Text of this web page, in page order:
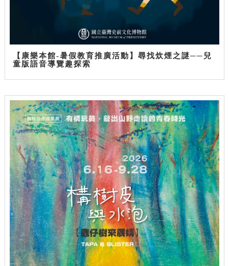
【康樂本館-暑假教育推廣活動】尋找炊煙之謎──兒
童版語音導覽趣探索